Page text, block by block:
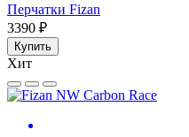
Перчатки Fizan
3390 ₽
Купить
Хит